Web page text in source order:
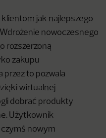
jak najlepszego
nowoczesnego
rozszerzoną
zakupu
przez to pozwala
wirtualnej
dobrać produkty
Użytkownik
nowym